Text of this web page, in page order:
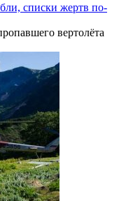
списки жертв по-
вертолёта